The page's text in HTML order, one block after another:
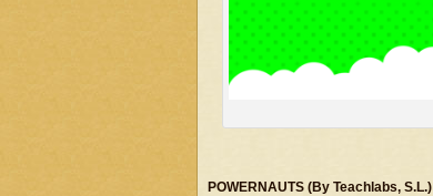
POWERNAUTS (By Teachlabs, S.L.)